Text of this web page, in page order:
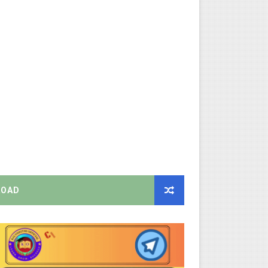
புதிய தெளிவுரை: முக்கிய செயல்முறைகள் வெளியீடு!
அன்று நடைபெறுகிறது - நிகழ்ச்சி நிரல் மற்றும் முக்கிய
சுற்றறிக்கை வெளியீடு